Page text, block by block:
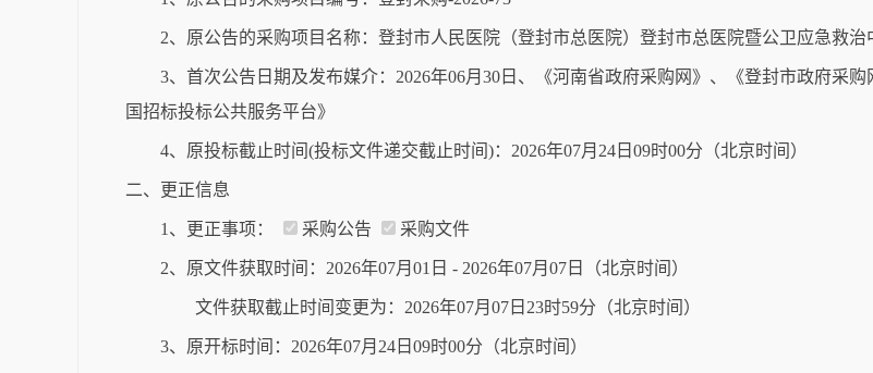
2、原公告的采购项目名称：登封市人民医院（登封市总医院）登封市总医院暨公卫应急救
3、首次公告日期及发布媒介：2026年06月30日、《河南省政府采购网》、《登封市政府采
国招标投标公共服务平台》
4、原投标截止时间(投标文件递交截止时间)：2026年07月24日09时00分（北京时间）
二、更正信息
1、更正事项： 采购公告 采购文件
2、原文件获取时间：2026年07月01日 - 2026年07月07日（北京时间）
文件获取截止时间变更为：2026年07月07日23时59分（北京时间）
3、原开标时间：2026年07月24日09时00分（北京时间）